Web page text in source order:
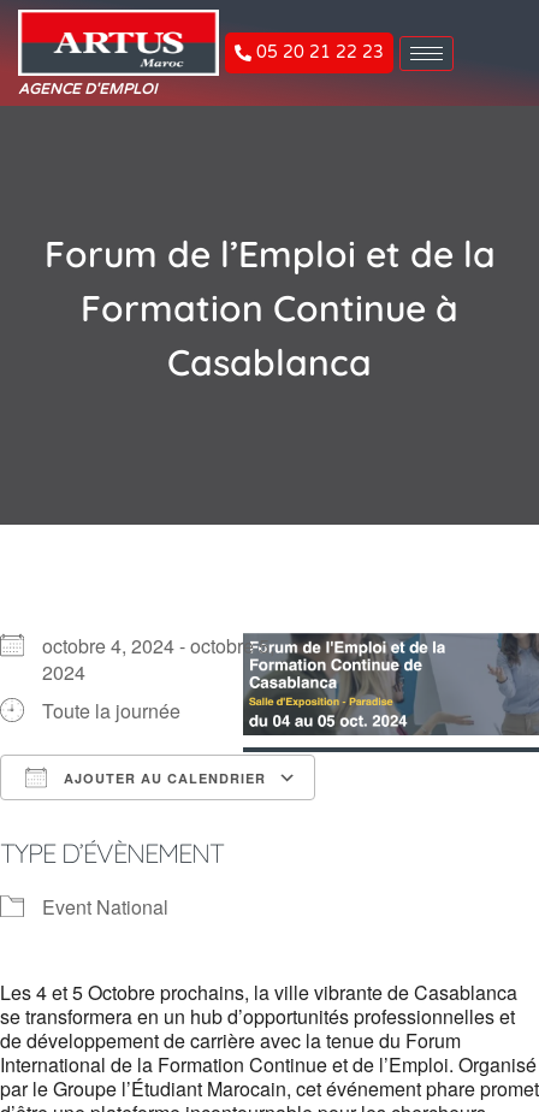
AGENCE D'EMPLOI
05 20 21 22 23
Forum de l’Emploi et de la
Formation Continue à
Casablanca
octobre 4, 2024 - octobre 5,
2024
Toute la journée
AJOUTER AU CALENDRIER
TYPE D’ÉVÈNEMENT
Event National
Les 4 et 5 Octobre prochains, la ville vibrante de Casablanca
se transformera en un hub d’opportunités professionnelles et
de développement de carrière avec la tenue du Forum
International de la Formation Continue et de l’Emploi. Organisé
par le Groupe l’Étudiant Marocain, cet événement phare promet